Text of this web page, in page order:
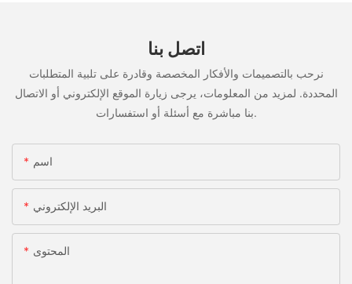
اتصل بنا
نرحب بالتصميمات والأفكار المخصصة وقادرة على تلبية المتطلبات
المحددة. لمزيد من المعلومات، يرجى زيارة الموقع الإلكتروني أو الاتصال
بنا مباشرة مع أسئلة أو استفسارات.
اسم
البريد الإلكتروني
المحتوى